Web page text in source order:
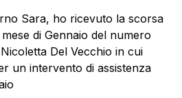
Sara, ho ricevuto la scorsa
di Gennaio del numero
Del Vecchio in cui
un intervento di assistenza